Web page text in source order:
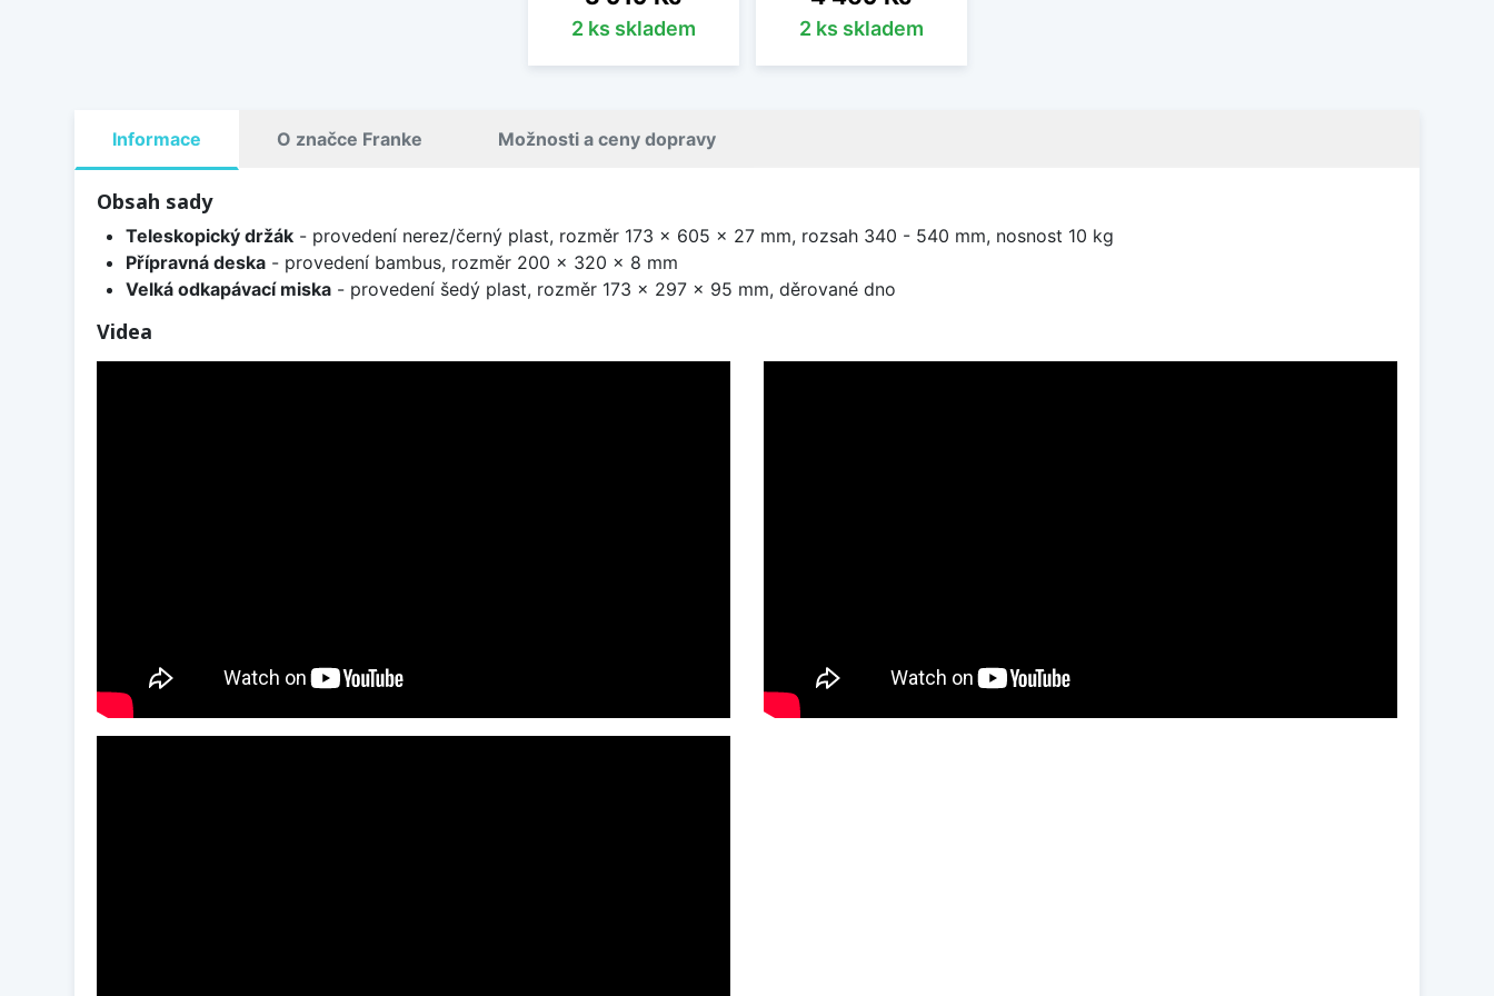
2 ks skladem 2 ks skladem
Informace O značce Franke Možnosti a ceny dopravy
Obsah sady
Teleskopický držák- provedení nerez/černý plast, rozměr 173 × 605 × 27 mm, rozsah 340 - 540 mm, nosnost 10 kg
Přípravná deska- provedení bambus, rozměr 200 × 320 × 8 mm
Velká odkapávací miska- provedení šedý plast, rozměr 173 × 297 × 95 mm, děrované dno
Videa